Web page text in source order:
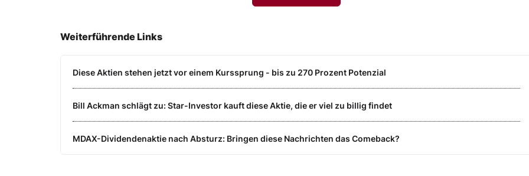
Weiterführende Links
Diese Aktien stehen jetzt vor einem Kurssprung - bis zu 270 Prozent Potenzial
Bill Ackman schlägt zu: Star-Investor kauft diese Aktie, die er viel zu billig findet
MDAX-Dividendenaktie nach Absturz: Bringen diese Nachrichten das Comeback?